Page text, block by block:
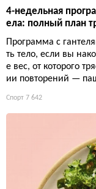
4-недельная
ела: полный план
Программа с
ть тело, если вы
е вес, от которого
ии повторений —
Спорт 7 642